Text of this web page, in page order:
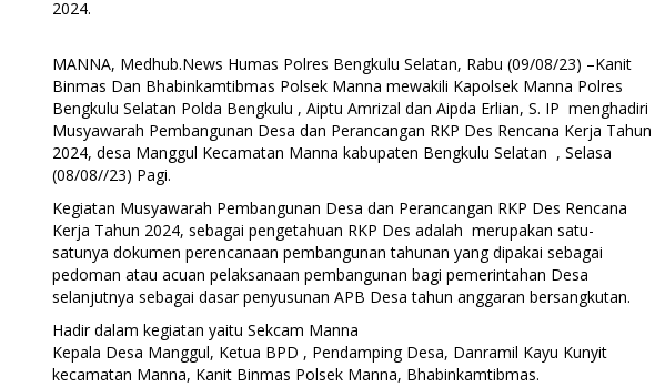
2024.
MANNA, Medhub.News Humas Polres Bengkulu Selatan, Rabu (09/08/23) –Kanit
Binmas Dan Bhabinkamtibmas Polsek Manna mewakili Kapolsek Manna Polres
Bengkulu Selatan Polda Bengkulu , Aiptu Amrizal dan Aipda Erlian, S. IP menghadiri
Musyawarah Pembangunan Desa dan Perancangan RKP Des Rencana Kerja Tahun
2024, desa Manggul Kecamatan Manna kabupaten Bengkulu Selatan , Selasa
(08/08//23) Pagi.
Kegiatan Musyawarah Pembangunan Desa dan Perancangan RKP Des Rencana
Kerja Tahun 2024, sebagai pengetahuan RKP Des adalah merupakan satu-
satunya dokumen perencanaan pembangunan tahunan yang dipakai sebagai
pedoman atau acuan pelaksanaan pembangunan bagi pemerintahan Desa
selanjutnya sebagai dasar penyusunan APB Desa tahun anggaran bersangkutan.
Hadir dalam kegiatan yaitu Sekcam Manna
Kepala Desa Manggul, Ketua BPD , Pendamping Desa, Danramil Kayu Kunyit
kecamatan Manna, Kanit Binmas Polsek Manna, Bhabinkamtibmas.